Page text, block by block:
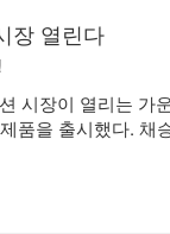
장 열린다
시장이 열리는 가
품을 출시했다. 채